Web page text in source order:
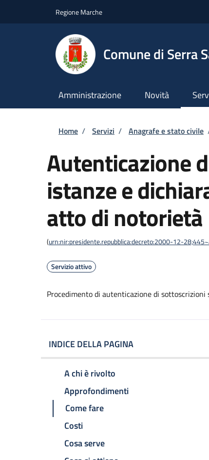
Regione Marche
Comune di Serra
Amministrazione Novità
Briciole di pane
Home / Servizi / Anagrafe e stato civile
Autenticazione
istanze e
atto di notorietà
(urn:nir:presidente.repubblica:decreto:2000-12-
Servizio attivo
Procedimento di autenticazione di
INDICE DELLA PAGINA
A chi è rivolto
Approfondimenti
Come fare
Costi
Cosa serve